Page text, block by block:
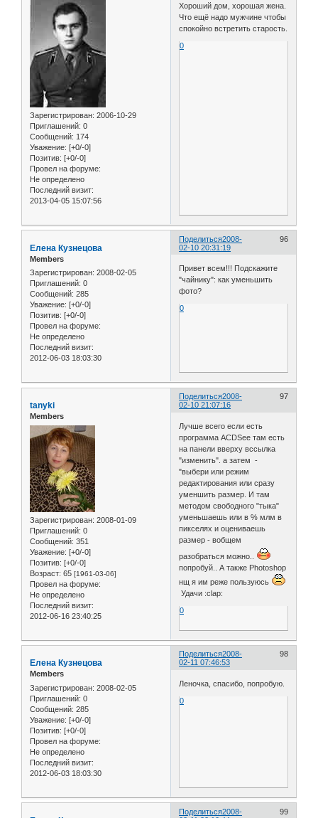
Зарегистрирован: 2006-10-29
Приглашений: 0
Сообщений: 174
Уважение: [+0/-0]
Позитив: [+0/-0]
Провел на форуме:
Не определено
Последний визит:
2013-04-05 15:07:56
Хороший дом, хорошая жена.
Что ещё надо мужчине чтобы
спокойно встретить старость.
0
Поделиться 96
2008-
02-10 20:31:19
Елена Кузнецова
Members
Зарегистрирован: 2008-02-05
Приглашений: 0
Сообщений: 285
Уважение: [+0/-0]
Позитив: [+0/-0]
Провел на форуме:
Не определено
Последний визит:
2012-06-03 18:03:30
Привет всем!!! Подскажите
"чайнику": как уменьшить
фото?
0
Поделиться 97
2008-
02-10 21:07:16
tanyki
Members
Зарегистрирован: 2008-01-09
Приглашений: 0
Сообщений: 351
Уважение: [+0/-0]
Позитив: [+0/-0]
Возраст: 65 [1961-03-06]
Провел на форуме:
Не определено
Последний визит:
2012-06-16 23:40:25
Лучше всего если есть
программа ACDSee там есть
на панели вверху вссылка
"изменить". а затем -
"выбери или режим
редактирования или сразу
уменшить размер. И там
методом свободного "тыка"
уменьшаешь или в % млм в
пикселях и оцениваешь
размер - вобщем
разобраться можно..
попробуй.. А также Photoshop
нщ я им реже пользуюсь
Удачи :clap:
0
Поделиться 98
2008-
02-11 07:46:53
Елена Кузнецова
Members
Зарегистрирован: 2008-02-05
Приглашений: 0
Сообщений: 285
Уважение: [+0/-0]
Позитив: [+0/-0]
Провел на форуме:
Не определено
Последний визит:
2012-06-03 18:03:30
Леночка, спасибо, попробую.
0
Поделиться 99
2008-